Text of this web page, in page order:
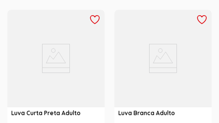
Luva Curta Preta Adulto Luva Branca Adulto